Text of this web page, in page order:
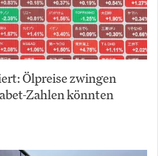
Ölpreise zwingen
Zahlen könnten